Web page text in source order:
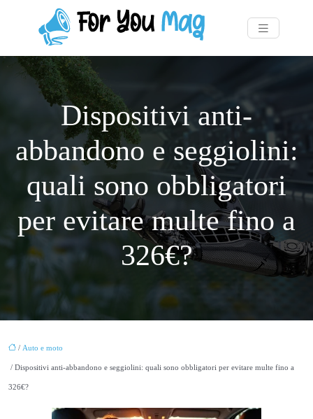
Dispositivi anti-
abbandono e seggiolini:
quali sono obbligatori
per evitare multe fino a
326€?
/ Auto e moto
/ Dispositivi anti-abbandono e seggiolini: quali sono obbligatori per evitare multe fino a
326€?